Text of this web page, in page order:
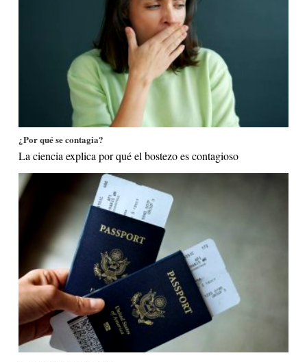
¿Por qué se contagia?
La ciencia explica por qué el bostezo es contagioso